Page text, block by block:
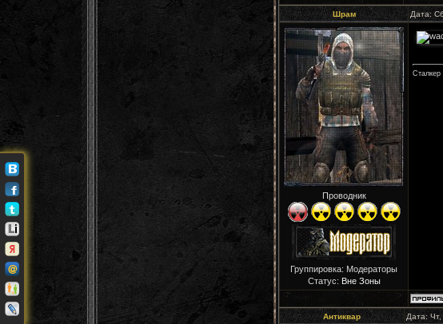
Шрам Дата:
Проводник
Группировка: Модераторы
Статус: Вне Зоны
Сталкер
Антиквар Дата: